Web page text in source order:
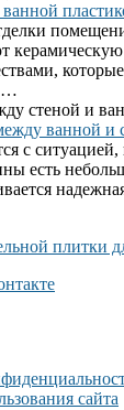
ванной
ванной и
с ситуацией,
есть
сайта